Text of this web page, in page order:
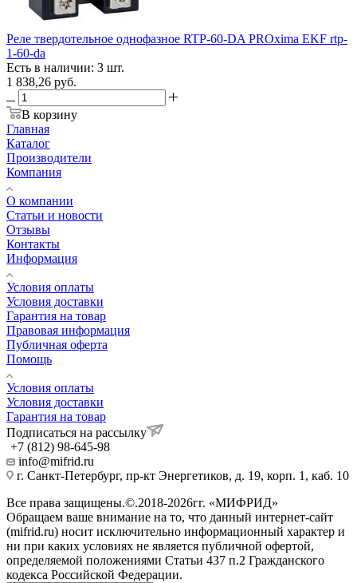
Реле твердотельное однофазное RTP-60-DA PROxima EKF rtp-
1-60-da
Есть в наличии: 3 шт.
1 838,26 руб.
В корзину
Главная
Каталог
Производители
Компания
О компании
Статьи и новости
Отзывы
Контакты
Информация
Условия оплаты
Условия доставки
Гарантия на товар
Правовая информация
Публичная оферта
Помощь
Условия оплаты
Условия доставки
Гарантия на товар
Подписаться на рассылку
+7 (812) 98-645-98
info@mifrid.ru
г. Санкт-Петербург, пр-кт Энергетиков, д. 19, корп. 1, каб. 10
Все права защищены.©.2018-2026гг. «МИФРИД»
Обращаем ваше внимание на то, что данный интернет-сайт
(mifrid.ru) носит исключительно информационный характер и
ни при каких условиях не является публичной офертой,
определяемой положениями Статьи 437 п.2 Гражданского
кодекса Российской Федерации.